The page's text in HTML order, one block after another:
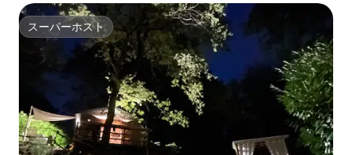
スーパーホスト
スーパーホスト